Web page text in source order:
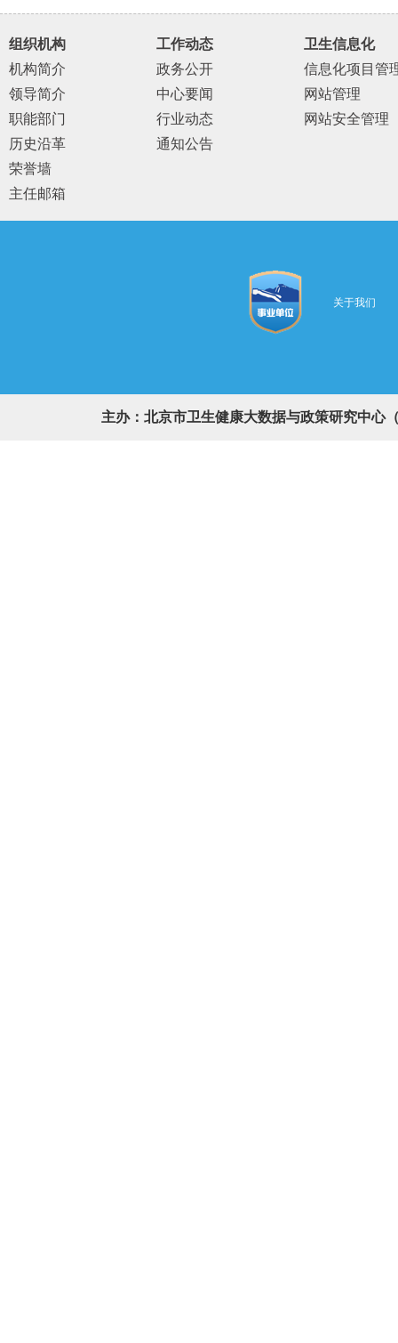
组织机构
机构简介
领导简介
职能部门
历史沿革
荣誉墙
主任邮箱
工作动态
政务公开
中心要闻
行业动态
通知公告
卫生信息化
信息化项目管
网站管理
网站安全管理
关于我们
主办：北京市卫生健康大数据与政策研究中心